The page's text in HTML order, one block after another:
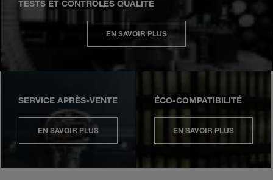
TESTS ET CONTRÔLES QUALITÉ
EN SAVOIR PLUS
SERVICE APRÈS-VENTE
EN SAVOIR PLUS
ÉCO-COMPATIBILITÉ
EN SAVOIR PLUS